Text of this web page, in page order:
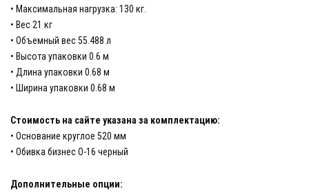
• Максимальная нагрузка: 130 кг.
• Вес 21 кг
• Объемный вес 55.488 л
• Высота упаковки 0.6 м
• Длина упаковки 0.68 м
• Ширина упаковки 0.68 м
Стоимость на сайте указана за комплектацию:
• Основание круглое 520 мм
• Обивка бизнес О-16 черный
Дополнительные опции: